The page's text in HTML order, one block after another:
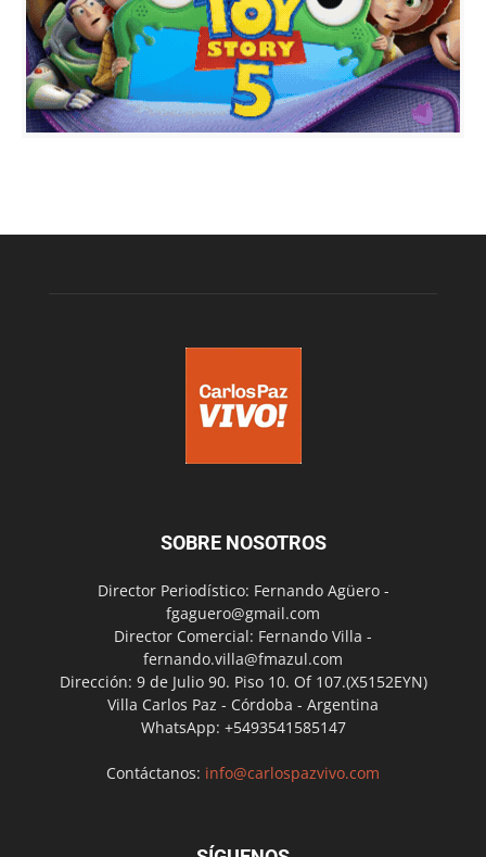
SOBRE NOSOTROS
Director Periodístico: Fernando Agüero -
fgaguero@gmail.com
Director Comercial: Fernando Villa -
fernando.villa@fmazul.com
Dirección: 9 de Julio 90. Piso 10. Of 107.(X5152EYN)
Villa Carlos Paz - Córdoba - Argentina
WhatsApp: +5493541585147
Contáctanos: info@carlospazvivo.com